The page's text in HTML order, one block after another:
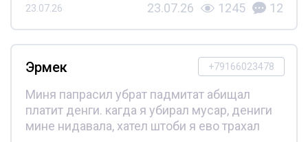
23.07.26 23.07.26 1245 12
+79166023478
Эрмек
Миня папрасил убрат падмитат абищал
платит денги. кагда я убирал мусар, дениги
мине нидавала, хател штоби я ево трахал